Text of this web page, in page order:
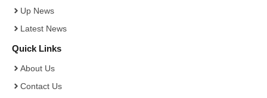
Up News
Latest News
Quick Links
About Us
Contact Us